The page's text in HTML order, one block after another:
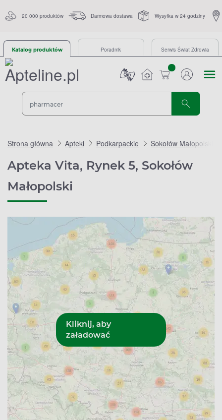
20 000 produktów Darmowa dostawa Wysyłka w 24 godziny
Katalog produktów Poradnik Serwis Świat Zdrowia
sztuk
Strona główna Apteki Podkarpackie Sokołów Małopolski
Apteka Vita, Rynek 5, Sokołów
Małopolski